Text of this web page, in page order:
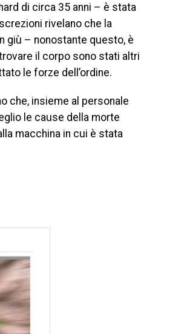
di circa 35 anni – è stata
rivelano che la
giù – nonostante questo, è
il corpo sono stati altri
le forze dell’ordine.
che, insieme al personale
le cause della morte
macchina in cui è stata